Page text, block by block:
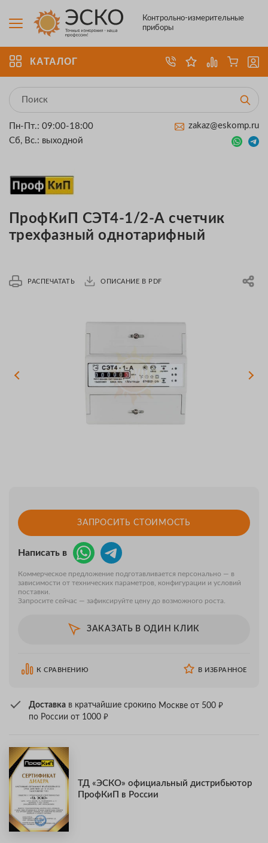
Контрольно-измерительные
приборы
КАТАЛОГ
Пн-Пт.: 09:00-18:00
Сб, Вс.: выходной
zakaz@eskomp.ru
ПрофКиП СЭТ4-1/2-А счетчик
трехфазный однотарифный
РАСПЕЧАТАТЬ ОПИСАНИЕ В PDF
ЗАПРОСИТЬ СТОИМОСТЬ
Написать в
Коммерческое предложение подготавливается персонально — в
зависимости от технических параметров, конфигурации и условий
поставки.
Запросите сейчас — зафиксируйте цену до возможного роста.
ЗАКАЗАТЬ В ОДИН КЛИК
К СРАВНЕНИЮ В ИЗБРАННОЕ
Доставка в кратчайшие срокипо Москве от 500 ₽
по России от 1000 ₽
ТД «ЭСКО» официальный дистрибьютор
ПрофКиП в России